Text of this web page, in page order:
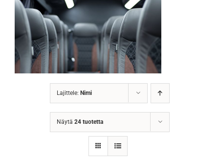
Lajittele: Nimi
Näytä 24 tuotetta